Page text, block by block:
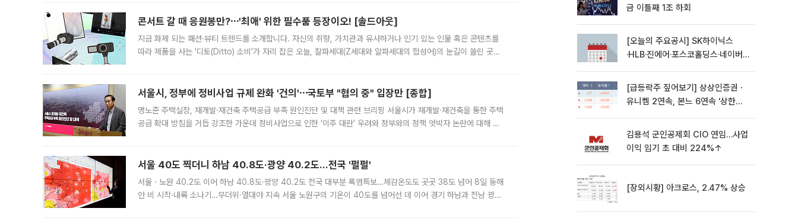
콘서트 갈 때 응원봉만?⋯'최애' 위한 필수품 등장이오! [솔드아웃]
지금 화제 되는 패션·뷰티 트렌드를 소개합니다. 자신의 취향, 가치관과 유사하거나 인기 있는 인물 혹은 콘텐츠를
따라 제품을 사는 '디토(Ditto) 소비'가 자리 잡은 오늘, 잘파세대(Z세대와 알파세대의 합성어)의 눈길이 쏠린 곳은
서울시, 정부에 정비사업 규제 완화 '건의'⋯국토부 "협의 중" 입장만 [종합]
명노준 주택실장, 재개발·재건축 주택공급 부족 원인진단 및 대책 관련 브리핑 서울시가 재개발·재건축을 통한 주택
공급 확대 방침을 거듭 강조한 가운데 정비사업으로 인한 '이주 대란' 우려와 정부와의 정책 엇박자 논란에 대해 정
서울 40도 찍더니 하남 40.8도·광양 40.2도…전국 '펄펄'
서울ㆍ노원 40.2도 이어 하남 40.8도·광양 40.2도 전국 대부분 폭염특보…체감온도도 곳곳 38도 넘어 8일 동해
안 비 시작·내륙 소나기…무더위·열대야 지속 서울 노원구의 기온이 40도를 넘어선 데 이어 경기 하남과 전남 광양
금 이틀째 1조 하회
[오늘의 주요공시] SK하이닉스
·HLB·진에어·포스코홀딩스·네이버·
[급등락주 짚어보기] 상상인증권ㆍ
유니켐 2연속, 본느 6연속 ‘상한
김용석 군인공제회 CIO 연임…사업
이익 임기 초 대비 224%↑
[장외시황] 아크로스, 2.47% 상승